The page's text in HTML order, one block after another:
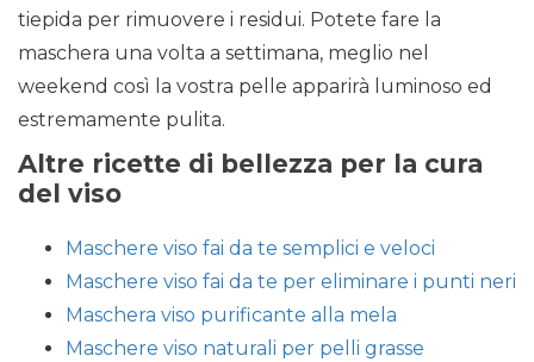
tiepida per rimuovere i residui. Potete fare la
maschera una volta a settimana, meglio nel
weekend così la vostra pelle apparirà luminoso ed
estremamente pulita.
Altre ricette di bellezza per la cura
del viso
Maschere viso fai da te semplici e veloci
Maschere viso fai da te per eliminare i punti neri
Maschera viso purificante alla mela
Maschere viso naturali per pelli grasse